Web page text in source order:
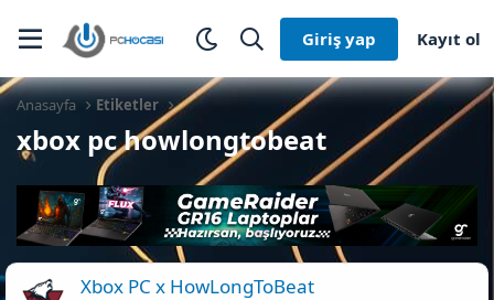
Giriş yap Kayıt ol
Anasayfa Etiketler
xbox pc howlongtobeat
Xbox PC x HowLongToBeat